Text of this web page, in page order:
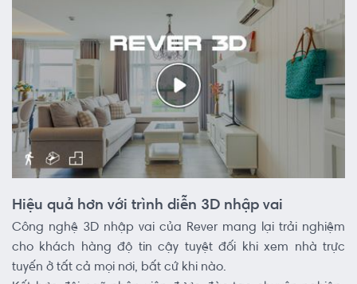
Hiệu quả hơn với trình diễn 3D nhập vai
Công nghệ 3D nhập vai của Rever mang lại trải nghiệm
cho khách hàng độ tin cậy tuyệt đối khi xem nhà trực
tuyến ở tất cả mọi nơi, bất cứ khi nào.